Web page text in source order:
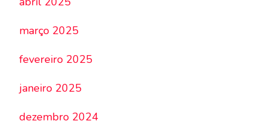
março 2025
fevereiro 2025
janeiro 2025
dezembro 2024